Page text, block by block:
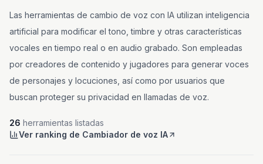
Las herramientas de cambio de voz con IA utilizan inteligencia
artificial para modificar el tono, timbre y otras características
vocales en tiempo real o en audio grabado. Son empleadas
por creadores de contenido y jugadores para generar voces
de personajes y locuciones, así como por usuarios que
buscan proteger su privacidad en llamadas de voz.
26 herramientas listadas
Ver ranking de Cambiador de voz IA